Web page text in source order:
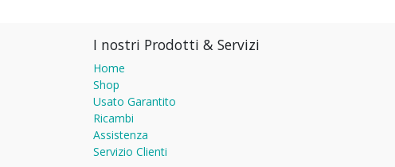
I nostri Prodotti & Servizi
Home
Shop
Usato Garantito
Ricambi
Assistenza
Servizio Clienti